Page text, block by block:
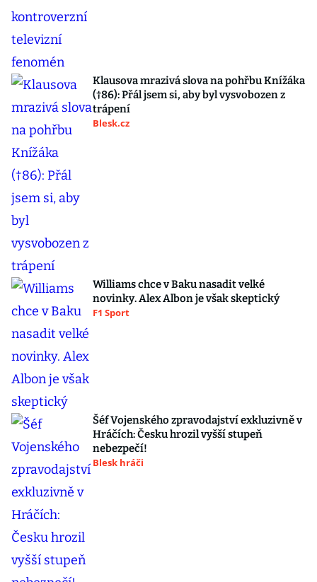
Klausova mrazivá slova na pohřbu Knížáka
(†86): Přál jsem si, aby byl vysvobozen z
trápení
Blesk.cz
Williams chce v Baku nasadit velké
novinky. Alex Albon je však skeptický
F1 Sport
Šéf Vojenského zpravodajství exkluzivně v
Hráčích: Česku hrozil vyšší stupeň
nebezpečí!
Blesk hráči